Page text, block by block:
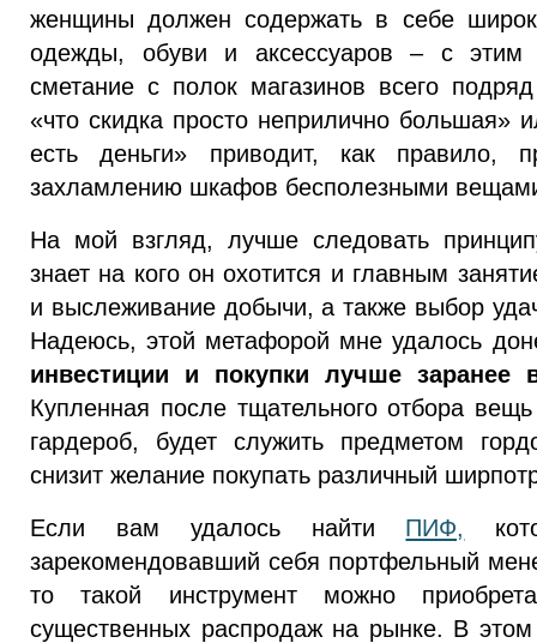
женщины должен содержать в себе
одежды, обуви и аксессуаров – с этим
сметание с полок магазинов всего
«что скидка просто неприлично большая»
есть деньги» приводит, как правило,
захламлению шкафов бесполезными
На мой взгляд, лучше следовать
знает на кого он охотится и главным
и выслеживание добычи, а также выбор
Надеюсь, этой метафорой мне удалось
инвестиции и покупки лучше заранее
Купленная после тщательного отбора
гардероб, будет служить предметом
снизит желание покупать различный
Если вам удалось найти ПИФ,
зарекомендовавший себя портфельный
то такой инструмент можно
существенных распродаж на рынке. В этом